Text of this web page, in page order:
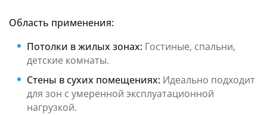
Область применения:
Потолки в жилых зонах: Гостиные, спальни,
детские комнаты.
Стены в сухих помещениях: Идеально подходит
для зон с умеренной эксплуатационной
нагрузкой.